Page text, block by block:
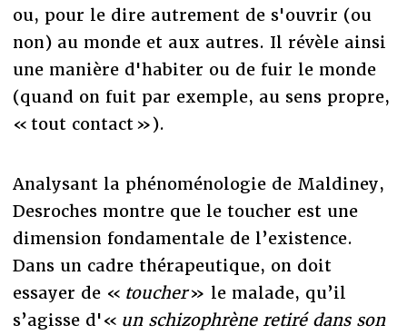
ou, pour le dire autrement de s'ouvrir (ou
non) au monde et aux autres. Il révèle ainsi
une manière d'habiter ou de fuir le monde
(quand on fuit par exemple, au sens propre,
« tout contact »).
Analysant la phénoménologie de Maldiney,
Desroches montre que le toucher est une
dimension fondamentale de l’existence.
Dans un cadre thérapeutique, on doit
essayer de « toucher» le malade, qu’il
s’agisse d'« un schizophrène retiré dans son